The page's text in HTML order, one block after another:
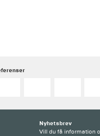
Nyhetsbrev
Vill du få information